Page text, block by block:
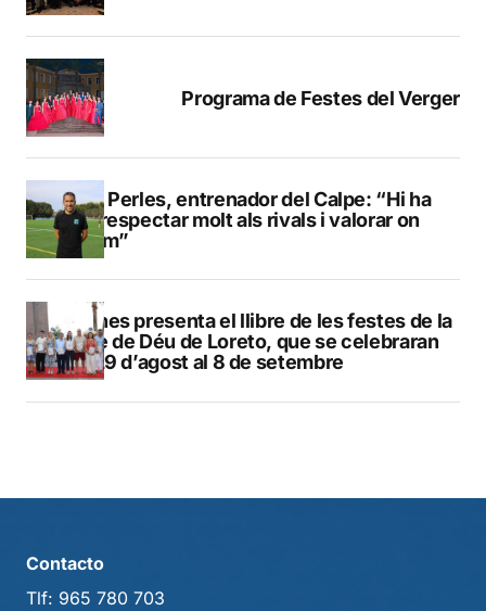
Programa de Festes del Verger
Pere Perles, entrenador del Calpe: “Hi ha
que respectar molt als rivals i valorar on
estem”
Duanes presenta el llibre de les festes de la
Mare de Déu de Loreto, que se celebraran
del 29 d’agost al 8 de setembre
Contacto
Tlf: 965 780 703